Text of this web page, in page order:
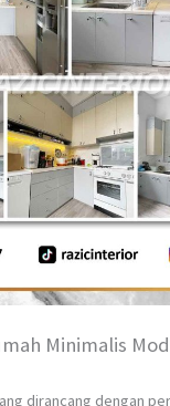
Minimalis
dirancang dengan